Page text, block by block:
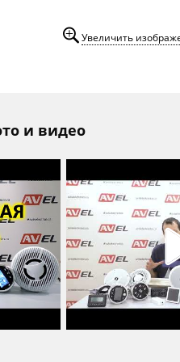
Увеличить
и видео